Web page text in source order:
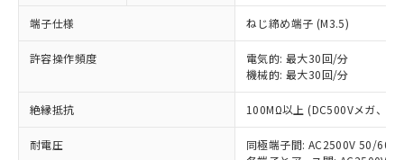
端子仕様 ねじ締め端子 (M3.5)
許容操作頻度
電気的: 最大30回/分
機械的: 最大30回/分
絶縁抵抗 100MΩ以上 (DC500Vメガ、点
耐電圧
同極端子間: AC2500V 50/
本サービスは、当社制御機器事業取扱
商品の当社在庫状況および標準価格
(税抜)を提供させていただくもので
当社制御機器事業取扱商品の中には、
本サービスの対象外となる商品もある
ことをご了承ください。
調査・確認中：EU RoHS指令（10物質）の
非含有の対応状況を調査中または確認中の
商品です。
非該当品：ライセンス料など無形物で、有
害物質有無と関係のない商品です。
仕入先様の事情により、非含有部品として
いたものが、含有品と判明した場合などや
「○」：最大均質材料含有率が中国RoHSの
「×」：最大均質材料含有率が中国RoHSの
基準値を超えていることを示します。
当社は、これら貴社製品のうち、外国